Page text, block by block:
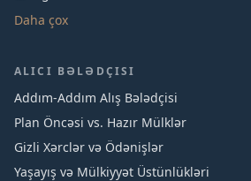
Daha çox
ALICI BƏLƏDÇISI
Addım-Addım Alış Bələdçisi
Plan Öncəsi vs. Hazır Mülklər
Gizli Xərclər və Ödənişlər
Yaşayış və Mülkiyyət Üstünlükləri